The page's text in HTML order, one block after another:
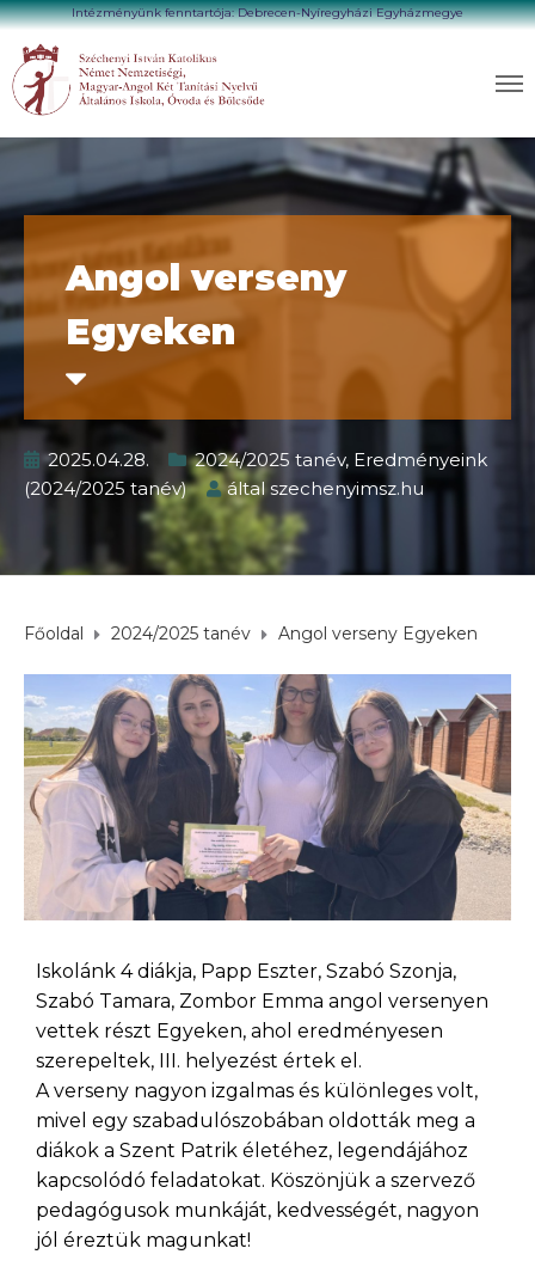
Intézményünk fenntartója: Debrecen-Nyíregyházi Egyházmegye
Angol verseny
Egyeken
2025.04.28. 2024/2025 tanév, Eredményeink
(2024/2025 tanév)
által szechenyimsz.hu
Főoldal 2024/2025 tanév Angol verseny Egyeken
Iskolánk 4 diákja, Papp Eszter, Szabó Szonja,
Szabó Tamara, Zombor Emma angol versenyen
vettek részt Egyeken, ahol eredményesen
szerepeltek, III. helyezést értek el.
A verseny nagyon izgalmas és különleges volt,
mivel egy szabadulószobában oldották meg a
diákok a Szent Patrik életéhez, legendájához
kapcsolódó feladatokat. Köszönjük a szervező
pedagógusok munkáját, kedvességét, nagyon
jól éreztük magunkat!